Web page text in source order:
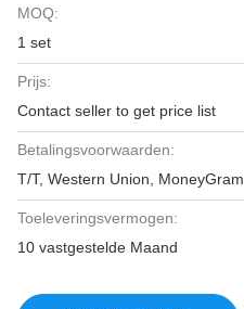
MOQ:
1 set
Prijs:
Contact seller to get price list
Betalingsvoorwaarden:
T/T, Western Union, MoneyGram
Toeleveringsvermogen:
10 vastgestelde Maand